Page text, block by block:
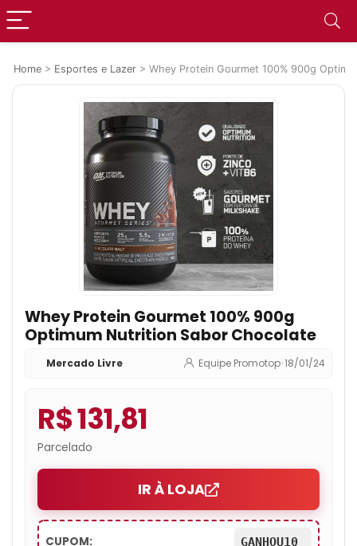
Home > Esportes e Lazer > Whey Protein Gourmet 100% 900g
Whey Protein Gourmet 100% 900g
Optimum Nutrition Sabor Chocolate
Mercado Livre Equipe Promotop•18/01/24
R$ 131,81
Parcelado
IR À LOJA
CUPOM: GANHOU10